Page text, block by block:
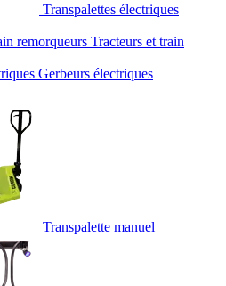
Transpalettes électriques
Tracteurs et train
Gerbeurs électriques
Transpalette manuel